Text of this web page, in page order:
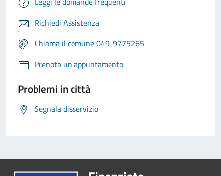
Richiedi Assistenza
Chiama il comune 049-9775265
Prenota un appuntamento
Problemi in città
Segnala disservizio